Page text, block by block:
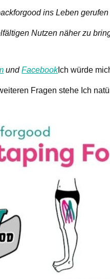
ins Leben
Nutzen näher zu
undFacebookIch würde
Fragen stehe Ich